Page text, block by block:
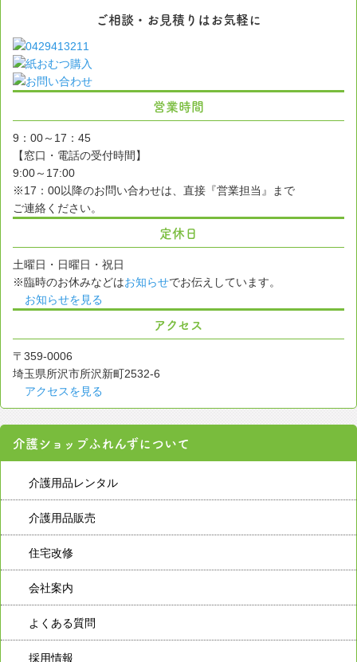
ご相談・お見積りはお気軽に
営業時間
9：00～17：45
【窓口・電話の受付時間】
9:00～17:00
※17：00以降のお問い合わせは、直接『営業担当』まで
ご連絡ください。
定休日
土曜日・日曜日・祝日
※臨時のお休みなどはお知らせでお伝えしています。
お知らせを見る
アクセス
〒359-0006
埼玉県所沢市所沢新町2532-6
アクセスを見る
介護ショップふれんずについて
介護用品レンタル
介護用品販売
住宅改修
会社案内
よくある質問
採用情報